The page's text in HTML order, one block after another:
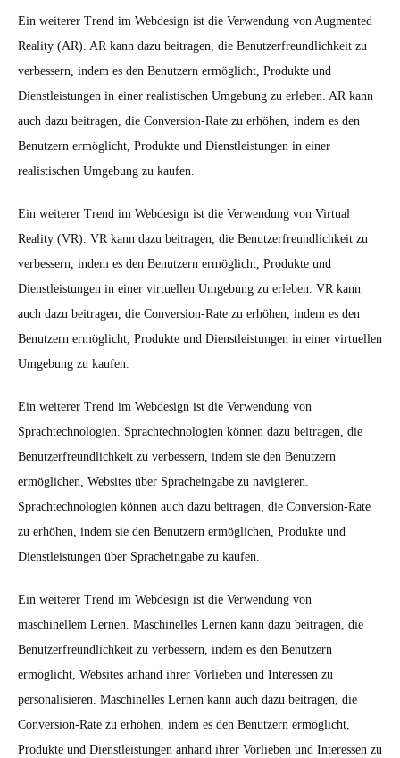
Ein weiterer Trend im Webdesign ist die Verwendung von Augmented
Reality (AR). AR kann dazu beitragen, die Benutzerfreundlichkeit zu
verbessern, indem es den Benutzern ermöglicht, Produkte und
Dienstleistungen in einer realistischen Umgebung zu erleben. AR kann
auch dazu beitragen, die Conversion-Rate zu erhöhen, indem es den
Benutzern ermöglicht, Produkte und Dienstleistungen in einer
realistischen Umgebung zu kaufen.
Ein weiterer Trend im Webdesign ist die Verwendung von Virtual
Reality (VR). VR kann dazu beitragen, die Benutzerfreundlichkeit zu
verbessern, indem es den Benutzern ermöglicht, Produkte und
Dienstleistungen in einer virtuellen Umgebung zu erleben. VR kann
auch dazu beitragen, die Conversion-Rate zu erhöhen, indem es den
Benutzern ermöglicht, Produkte und Dienstleistungen in einer virtuellen
Umgebung zu kaufen.
Ein weiterer Trend im Webdesign ist die Verwendung von
Sprachtechnologien. Sprachtechnologien können dazu beitragen, die
Benutzerfreundlichkeit zu verbessern, indem sie den Benutzern
ermöglichen, Websites über Spracheingabe zu navigieren.
Sprachtechnologien können auch dazu beitragen, die Conversion-Rate
zu erhöhen, indem sie den Benutzern ermöglichen, Produkte und
Dienstleistungen über Spracheingabe zu kaufen.
Ein weiterer Trend im Webdesign ist die Verwendung von
maschinellem Lernen. Maschinelles Lernen kann dazu beitragen, die
Benutzerfreundlichkeit zu verbessern, indem es den Benutzern
ermöglicht, Websites anhand ihrer Vorlieben und Interessen zu
personalisieren. Maschinelles Lernen kann auch dazu beitragen, die
Conversion-Rate zu erhöhen, indem es den Benutzern ermöglicht,
Produkte und Dienstleistungen anhand ihrer Vorlieben und Interessen zu